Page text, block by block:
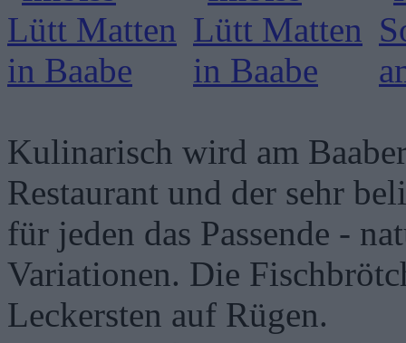
Kulinarisch wird am
Restaurant und der sehr
für jeden das Passende -
Variationen. Die
Leckersten auf Rügen.